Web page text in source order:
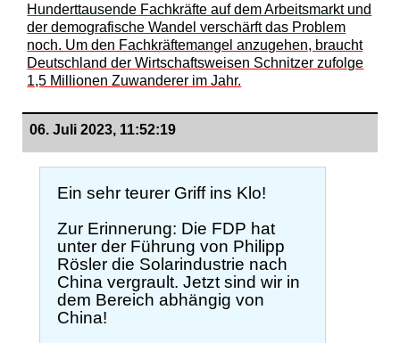
Hunderttausende Fachkräfte auf dem Arbeitsmarkt und
der demografische Wandel verschärft das Problem
noch. Um den Fachkräftemangel anzugehen, braucht
Deutschland der Wirtschaftsweisen Schnitzer zufolge
1,5 Millionen Zuwanderer im Jahr.
06. Juli 2023, 11:52:19
Ein sehr teurer Griff ins Klo!
Zur Erinnerung: Die FDP hat
unter der Führung von Philipp
Rösler die Solarindustrie nach
China vergrault. Jetzt sind wir in
dem Bereich abhängig von
China!